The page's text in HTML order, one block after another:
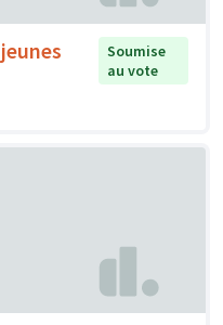
Soumise
au vote